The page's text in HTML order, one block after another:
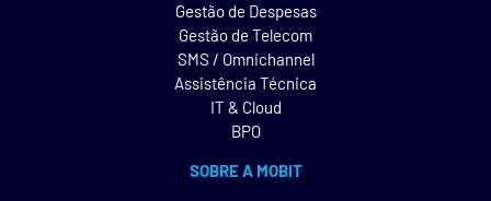
Gestão de Despesas
Gestão de Telecom
SMS / Omnichannel
Assistência Técnica
IT & Cloud
BPO
SOBRE A MOBIT